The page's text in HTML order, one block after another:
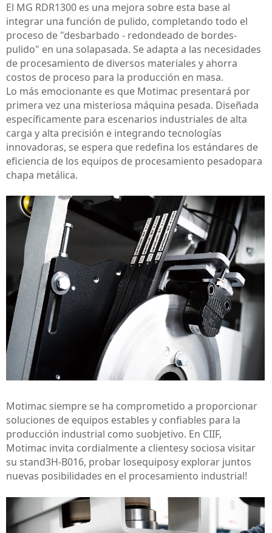
El MG RDR1300 es una mejora sobre esta base al
integrar una función de pulido, completando todo el
proceso de "desbarbado - redondeado de bordes-
pulido" en una solapasada. Se adapta a las necesidades
de procesamiento de diversos materiales y ahorra
costos de proceso para la producción en masa.
Lo más emocionante es que Motimac presentará por
primera vez una misteriosa máquina pesada. Diseñada
específicamente para escenarios industriales de alta
carga y alta precisión e integrando tecnologías
innovadoras, se espera que redefina los estándares de
eficiencia de los equipos de procesamiento pesadopara
chapa metálica.
Motimac siempre se ha comprometido a proporcionar
soluciones de equipos estables y confiables para la
producción industrial como suobjetivo. En CIIF,
Motimac invita cordialmente a clientesy sociosa visitar
su stand3H-B016, probar losequiposy explorar juntos
nuevas posibilidades en el procesamiento industrial!